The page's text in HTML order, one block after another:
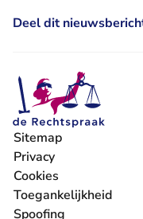
Deel dit
Sitemap
Privacy
Cookies
Toegankelijkheid
Spoofing